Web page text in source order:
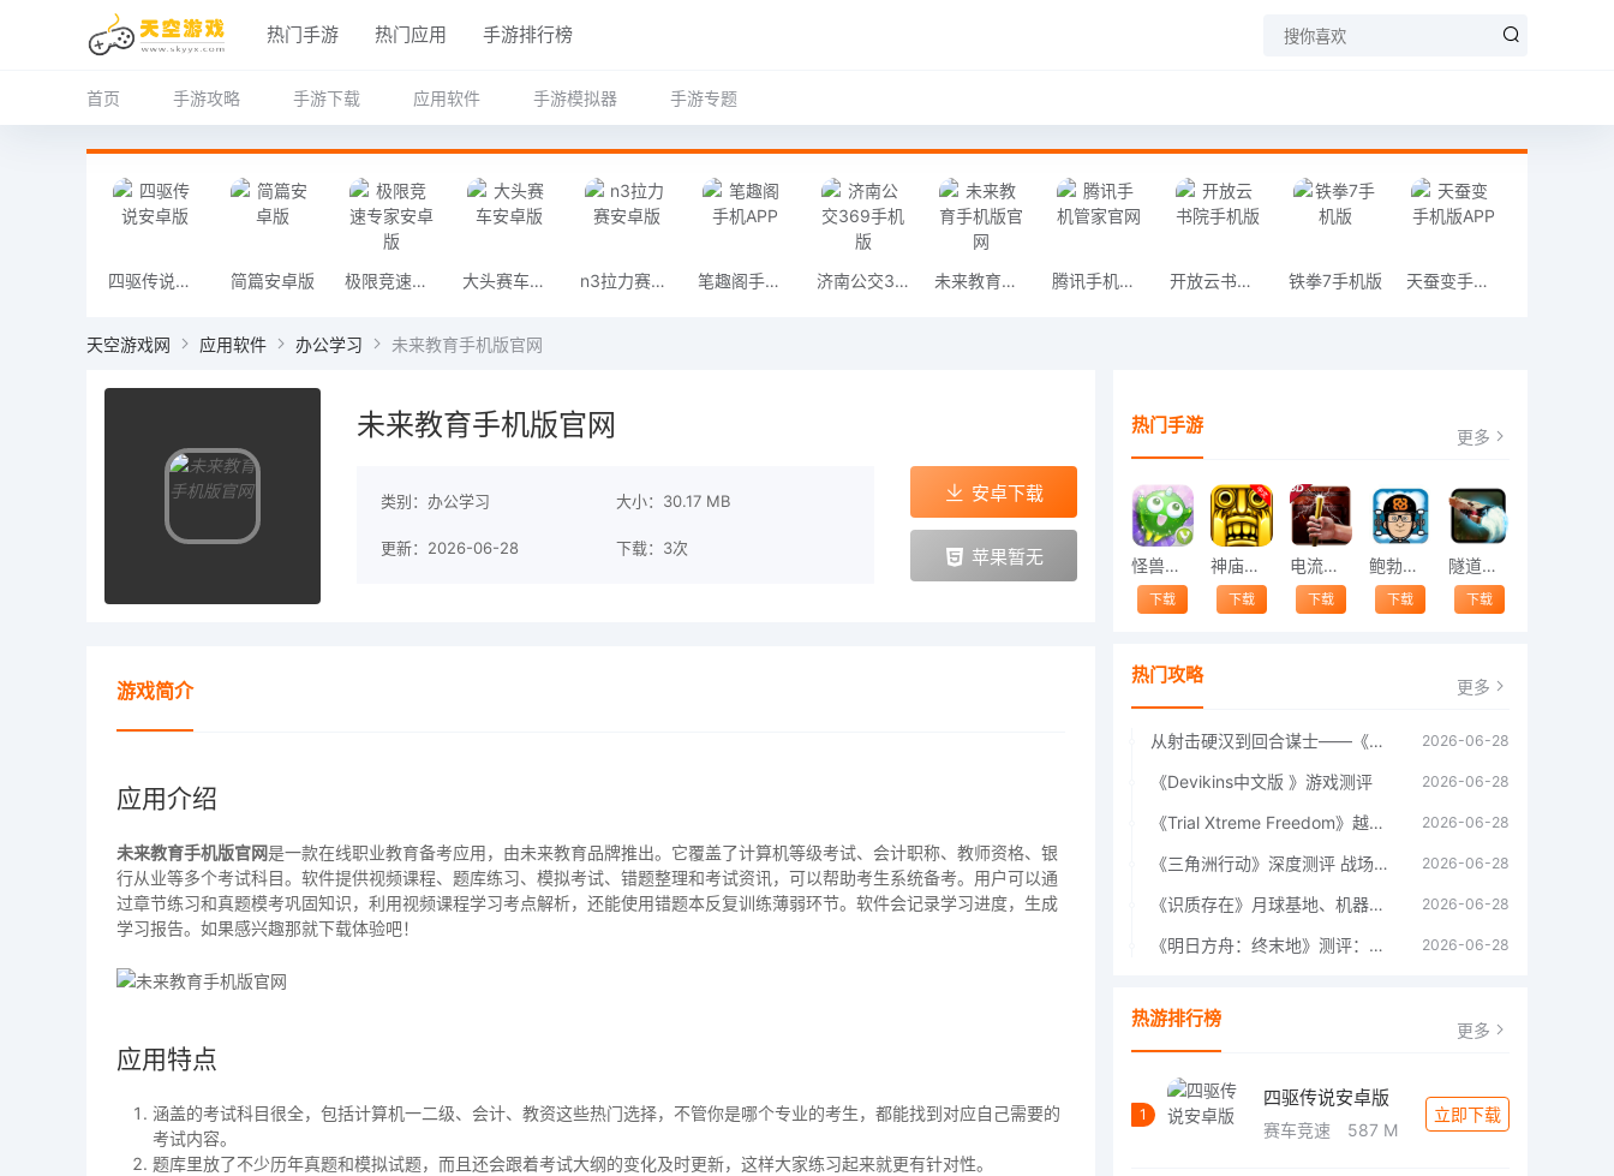
热门手游 热门应用 手游排行榜
首页 手游攻略 手游下载 应用软件 手游模拟器 手游专题
四驱传说安卓版 简篇安卓版 极限竞速专家安卓版 大头赛车安卓版 n3拉力赛安卓版 笔趣阁手机APP 济南公交369手机版 未来教育手机版官网 腾讯手机管家官网 开放云书院手机版 铁拳7手机版 天蚕变手机版APP
天空游戏网 应用软件 办公学习 未来教育手机版官网
未来教育手机版官网
类别：办公学习 大小：30.17 MB
更新：2026-06-28 下载：3次
安卓下载
苹果暂无
游戏简介
应用介绍
未来教育手机版官网是一款在线职业教育备考应用，由未来教育品牌推出。它覆盖了计算机等级考试、会计职称、教师资格、银
行从业等多个考试科目。软件提供视频课程、题库练习、模拟考试、错题整理和考试资讯，可以帮助考生系统备考。用户可以通
过章节练习和真题模考巩固知识，利用视频课程学习考点解析，还能使用错题本反复训练薄弱环节。软件会记录学习进度，生成
学习报告。如果感兴趣那就下载体验吧！
应用特点
涵盖的考试科目很全，包括计算机一二级、会计、教资这些热门选择，不管你是哪个专业的考生，都能找到对应自己需要的
考试内容。
题库里放了不少历年真题和模拟试题，而且还会跟着考试大纲的变化及时更新，这样大家练习起来就更有针对性。
热门手游 更多
怪兽跳跃
下载
神庙逃亡中文版
下载
电流急急棒
下载
鲍勃的梦境
下载
隧道逃脱
下载
热门攻略 更多
从射击硬汉到回合谋士——《战争机器：战略版》如何演绎另一位猛男的传奇 2026-06-28
《Devikins中文版 》游戏测评 2026-06-28
《Trial Xtreme Freedom》越野摩托车测评总结 2026-06-28
《三角洲行动》深度测评 战场上的野心与裂痕 2026-06-28
《识质存在》月球基地、机器人女孩多年来最佳射击游戏 2026-06-28
《明日方舟：终末地》测评：于荒芜之中，重建文明 2026-06-28
热游排行榜 更多
1
四驱传说安卓版
赛车竞速 587 M
立即下载